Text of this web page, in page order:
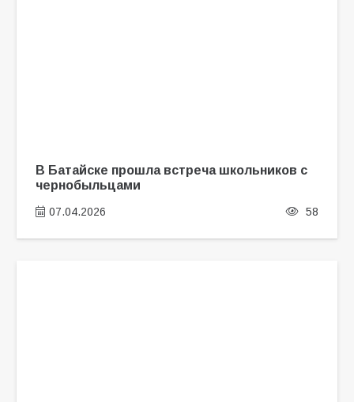
В Батайске прошла встреча школьников с
чернобыльцами
07.04.2026 58